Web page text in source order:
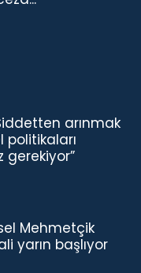
arınmak
gerekiyor”
Mehmetçik
yarın başlıyor